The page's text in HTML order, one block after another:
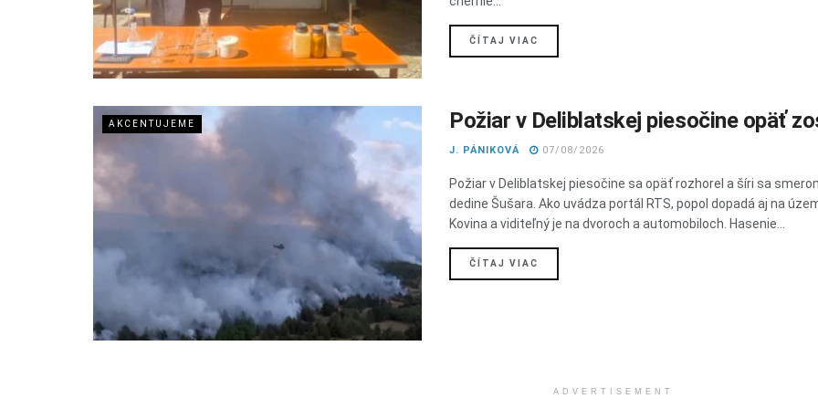
ČÍTAJ VIAC
AKCENTUJEME Požiar v Deliblatskej piesočine opäť
J. PÁNIKOVÁ 07/08/2026
Požiar v Deliblatskej piesočine sa opäť rozhorel a šíri sa
dedine Šušara. Ako uvádza portál RTS, popol dopadá aj na
Kovina a viditeľný je na dvoroch a automobiloch. Hasenie...
ČÍTAJ VIAC
ADVERTISEMENT